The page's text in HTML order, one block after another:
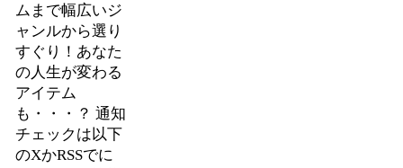
ムまで幅広いジ
ャンルから選り
すぐり！あなた
の人生が変わる
アイテム
も・・・？ 通知
チェックは以下
のXかRSSでに